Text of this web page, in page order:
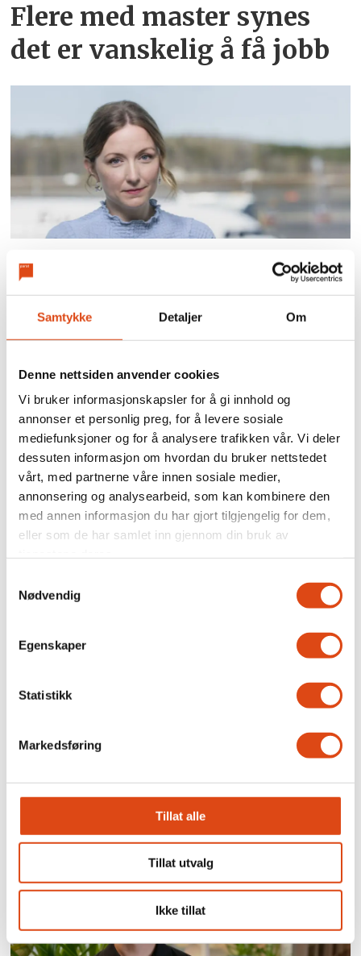
Samtykke Detaljer Om
Denne nettsiden anvender cookies
Vi bruker informasjonskapsler for å gi innhold og
annonser et personlig preg, for å levere sosiale
mediefunksjoner og for å analysere trafikken vår. Vi deler
dessuten informasjon om hvordan du bruker nettstedet
vårt, med partnerne våre innen sosiale medier,
annonsering og analysearbeid, som kan kombinere den
med annen informasjon du har gjort tilgjengelig for dem,
eller som de har samlet inn gjennom din bruk av
Nødvendig
Egenskaper
Statistikk
Markedsføring
Tillat alle
Tillat utvalg
Ikke tillat
Flere med master synes
det er vanskelig å få jobb
Fit for flight
Nei i uravstemningen:
Kabinansatte i SAS krever
nye samtaler
Arbeidsgivere kan få fire
års lønnstilskudd for unge